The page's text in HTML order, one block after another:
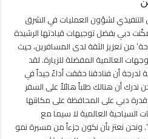
التنفيذي لشؤون العمليات في الشرق
دبي بفضل توجيهات قيادتها الرشيدة
من تعزيز الثقة لدى المسافرين، حيث
العالمية المفضلة للزيارة. لقد
لدرجة أن فنادقنا حققت أداءً جيداً في
أن هنالك طلباً هائلاً على السفر
دبي على المحافظة على مكانتها
السياحية العالمية لا سيما مع
لمعرض ‘إكسبو 2020 دبي‘. ونحن نعتز بأن نكون جزءاً من مسيرة نمو